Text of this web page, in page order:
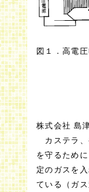
図１．高電
株式会社 島
カステラ、
を守るため
定のガスを
ている（ガ